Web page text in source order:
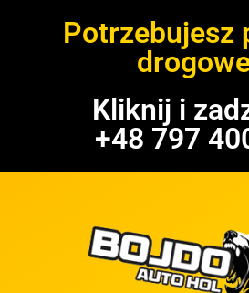
Potrzebujesz
Kliknij i
+48 797